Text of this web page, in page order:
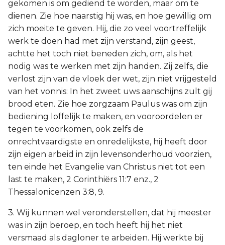
gekomen is om gediend te worden, maar om te
dienen. Zie hoe naarstig hij was, en hoe gewillig om
zich moeite te geven. Hij, die zo veel voortreffelijk
werk te doen had met zijn verstand, zijn geest,
achtte het toch niet beneden zich, om, als het
nodig was te werken met zijn handen. Zij zelfs, die
verlost zijn van de vloek der wet, zijn niet vrijgesteld
van het vonnis: In het zweet uws aanschijns zult gij
brood eten. Zie hoe zorgzaam Paulus was om zijn
bediening loffelijk te maken, en vooroordelen er
tegen te voorkomen, ook zelfs de
onrechtvaardigste en onredelijkste, hij heeft door
zijn eigen arbeid in zijn levensonderhoud voorzien,
ten einde het Evangelie van Christus niet tot een
last te maken, 2 Corinthiërs 11:7 enz., 2
Thessalonicenzen 3:8, 9.
3. Wij kunnen wel veronderstellen, dat hij meester
was in zijn beroep, en toch heeft hij het niet
versmaad als dagloner te arbeiden. Hij werkte bij